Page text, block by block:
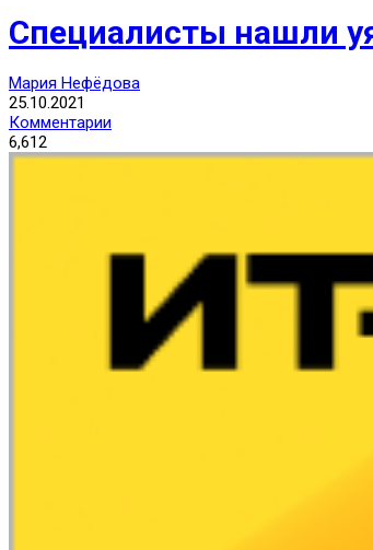
Специалисты нашли
Мария Нефёдова
25.10.2021
Комментарии
6,612